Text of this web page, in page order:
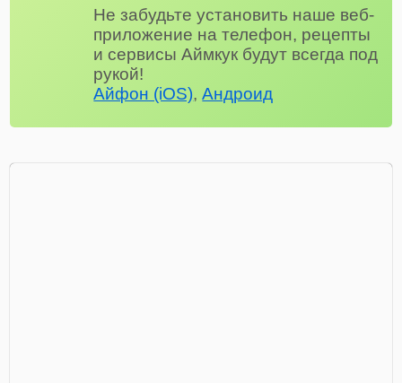
Не забудьте установить наше веб-
приложение на телефон, рецепты
и сервисы Аймкук будут всегда под
рукой!
Айфон (iOS),Андроид